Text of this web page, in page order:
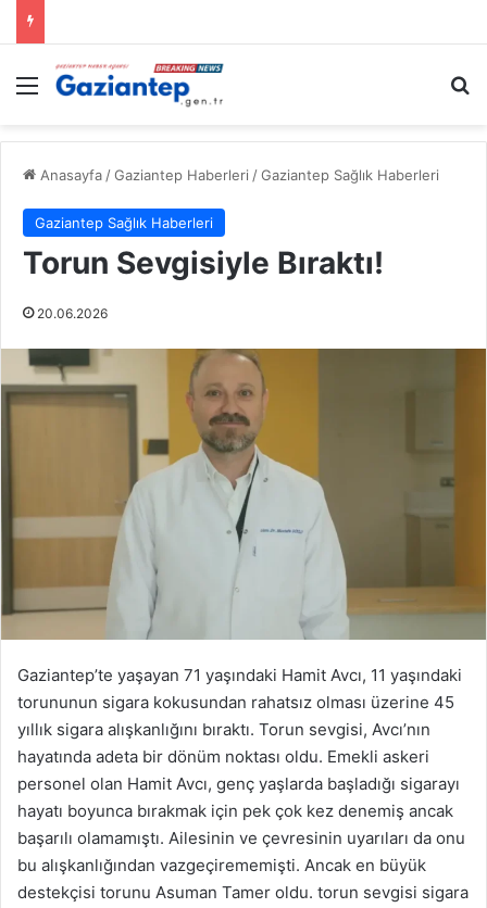
Menü
Anasayfa /Gaziantep Haberleri /Gaziantep Sağlık Haberleri
Gaziantep Sağlık Haberleri
Torun Sevgisiyle Bıraktı!
20.06.2026
Gaziantep’te yaşayan 71 yaşındaki Hamit Avcı, 11 yaşındaki
torununun sigara kokusundan rahatsız olması üzerine 45
yıllık sigara alışkanlığını bıraktı. Torun sevgisi, Avcı’nın
hayatında adeta bir dönüm noktası oldu. Emekli askeri
personel olan Hamit Avcı, genç yaşlarda başladığı sigarayı
hayatı boyunca bırakmak için pek çok kez denemiş ancak
başarılı olamamıştı. Ailesinin ve çevresinin uyarıları da onu
bu alışkanlığından vazgeçirememişti. Ancak en büyük
destekçisi torunu Asuman Tamer oldu. torun sevgisi sigara